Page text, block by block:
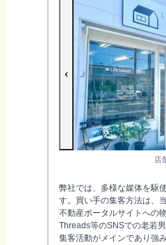
店
弊社では、多様な媒体を駆
す。買い手の集客方法は、
不動産ポータルサイトへの
Threads等のSNSでの老若
集客活動がメインであり強